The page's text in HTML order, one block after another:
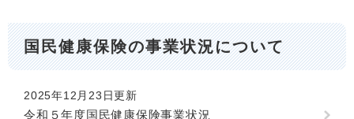
国民健康保険の事業状況について
2025年12月23日更新
令和５年度国民健康保険事業状況